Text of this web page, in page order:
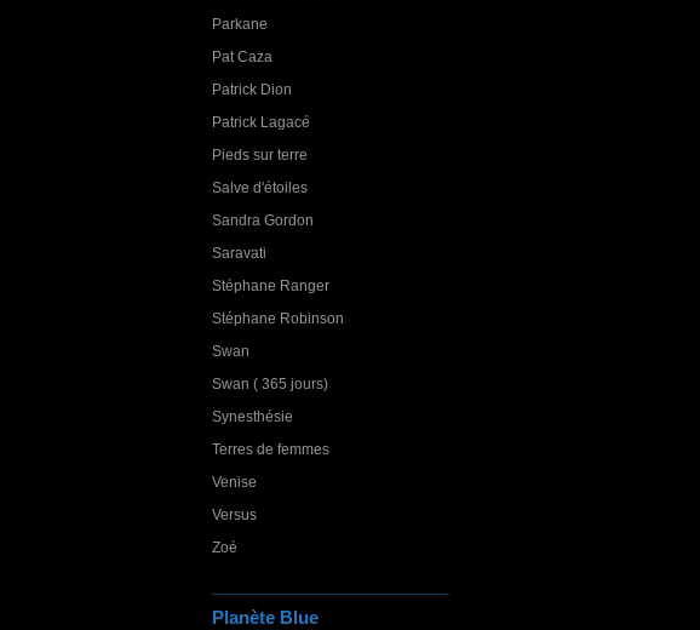
Parkane
Pat Caza
Patrick Dion
Patrick Lagacé
Pieds sur terre
Salve d'étoiles
Sandra Gordon
Saravati
Stéphane Ranger
Stéphane Robinson
Swan
Swan ( 365 jours)
Synesthésie
Terres de femmes
Venise
Versus
Zoé
Planète Blue